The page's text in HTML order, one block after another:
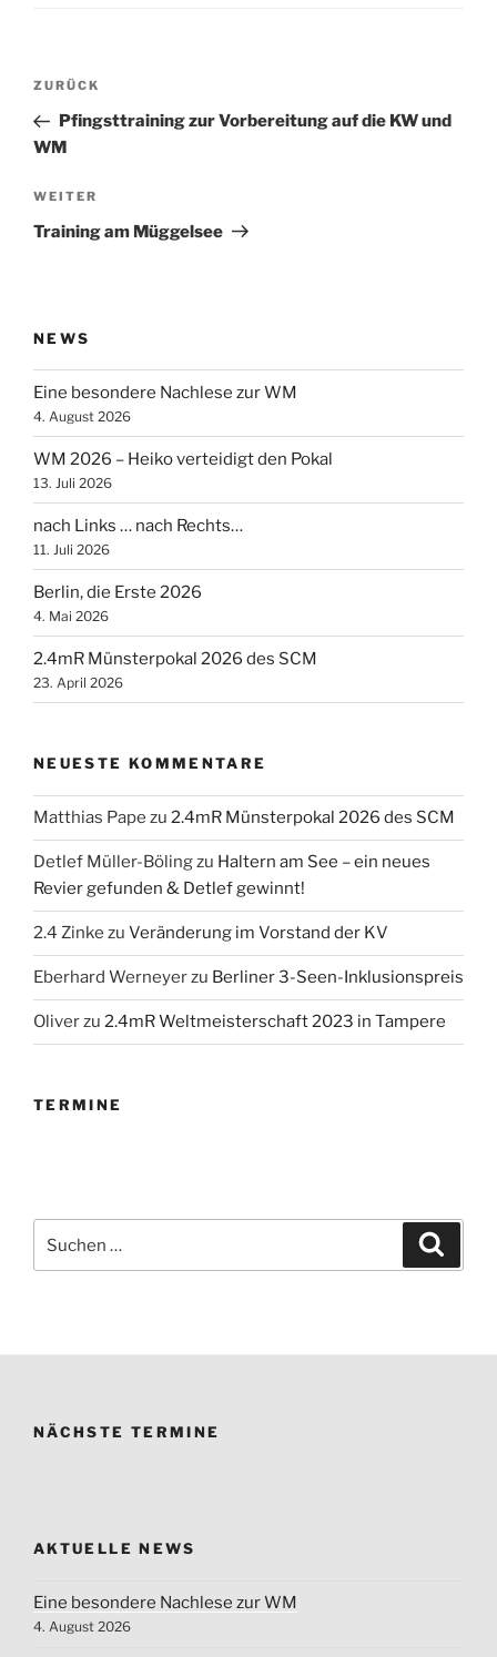
Beitragsnavigation
Vorheriger
Beitrag
ZURÜCK
Pfingsttraining zur Vorbereitung auf die KW und
WM
Nächster
Beitrag
WEITER
Training am Müggelsee
NEWS
Eine besondere Nachlese zur WM
4. August 2026
WM 2026 – Heiko verteidigt den Pokal
13. Juli 2026
nach Links … nach Rechts…
11. Juli 2026
Berlin, die Erste 2026
4. Mai 2026
2.4mR Münsterpokal 2026 des SCM
23. April 2026
NEUESTE KOMMENTARE
Matthias Pape zu 2.4mR Münsterpokal 2026 des SCM
Detlef Müller-Bölingzu Haltern am See – ein neues
Revier gefunden & Detlef gewinnt!
2.4 Zinke zu Veränderung im Vorstand der KV
Eberhard Werneyerzu Berliner 3-Seen-Inklusionspreis
Oliverzu 2.4mR Weltmeisterschaft 2023 in Tampere
TERMINE
nach:
NÄCHSTE TERMINE
AKTUELLE NEWS
Eine besondere Nachlese zur WM
4. August 2026